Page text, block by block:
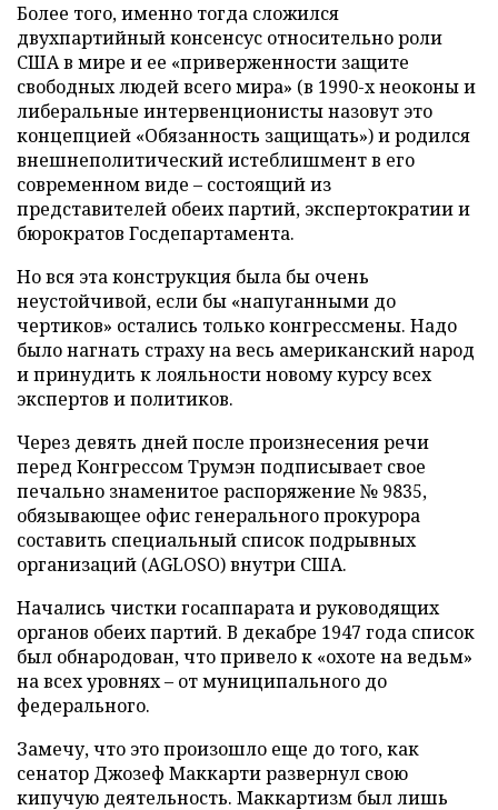
Более того, именно тогда сложился
двухпартийный консенсус относительно роли
США в мире и ее «приверженности защите
свободных людей всего мира» (в 1990-х неоконы и
либеральные интервенционисты назовут это
концепцией «Обязанность защищать») и родился
внешнеполитический истеблишмент в его
современном виде – состоящий из
представителей обеих партий, экспертократии и
бюрократов Госдепартамента.
Но вся эта конструкция была бы очень
неустойчивой, если бы «напуганными до
чертиков» остались только конгрессмены. Надо
было нагнать страху на весь американский народ
и принудить к лояльности новому курсу всех
экспертов и политиков.
Через девять дней после произнесения речи
перед Конгрессом Трумэн подписывает свое
печально знаменитое распоряжение № 9835,
обязывающее офис генерального прокурора
составить специальный список подрывных
организаций (AGLOSO) внутри США.
Начались чистки госаппарата и руководящих
органов обеих партий. В декабре 1947 года список
был обнародован, что привело к «охоте на ведьм»
на всех уровнях – от муниципального до
федерального.
Замечу, что это произошло еще до того, как
сенатор Джозеф Маккарти развернул свою
кипучую деятельность. Маккартизм был лишь